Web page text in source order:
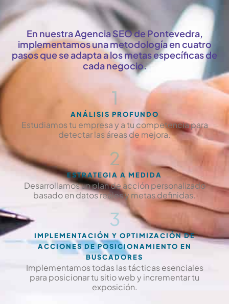
En nuestra Agencia SEO de Pontevedra,
implementamos una metodología en cuatro
pasos que se adapta a los metas específicas de
cada negocio.
1
ANÁLISIS PROFUNDO
Estudiamos tu empresa y a tu competencia para
detectar las áreas de mejora.
2
ESTRATEGIA A MEDIDA
Desarrollamos un plan de acción personalizado
basado en datos reales y metas definidas.
3
IMPLEMENTACIÓN Y OPTIMIZACIÓN DE
ACCIONES DE POSICIONAMIENTO EN
BUSCADORES
Implementamos todas las tácticas esenciales
para posicionar tu sitio web y incrementar tu
exposición.